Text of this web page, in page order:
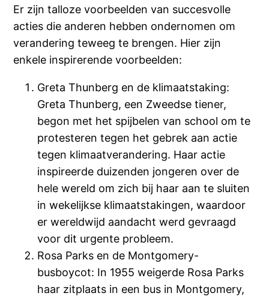
Er zijn talloze voorbeelden van succesvolle
acties die anderen hebben ondernomen om
verandering teweeg te brengen. Hier zijn
enkele inspirerende voorbeelden:
Greta Thunberg en de klimaatstaking:
Greta Thunberg, een Zweedse tiener,
begon met het spijbelen van school om te
protesteren tegen het gebrek aan actie
tegen klimaatverandering. Haar actie
inspireerde duizenden jongeren over de
hele wereld om zich bij haar aan te sluiten
in wekelijkse klimaatstakingen, waardoor
er wereldwijd aandacht werd gevraagd
voor dit urgente probleem.
Rosa Parks en de Montgomery-
busboycot: In 1955 weigerde Rosa Parks
haar zitplaats in een bus in Montgomery,